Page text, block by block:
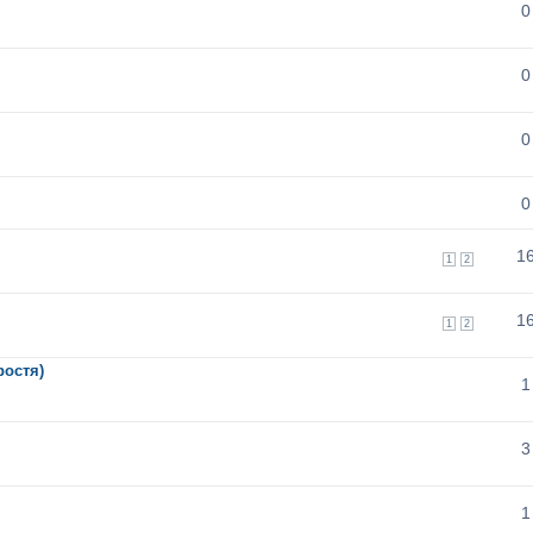
0
0
0
0
1 2 16
1 2 16
1
3
1